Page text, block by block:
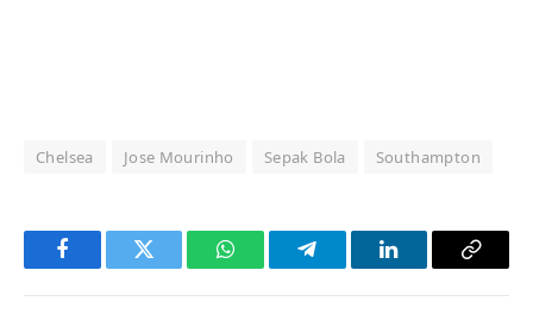
Chelsea Jose Mourinho Sepak Bola Southampton
FacebookTwitter WhatsAppTelegramLinkedInCopy